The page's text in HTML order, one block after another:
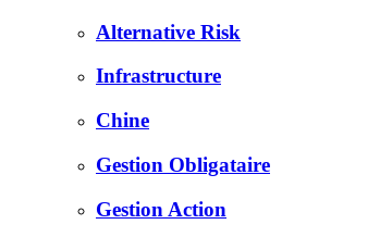
Alternative Risk
Infrastructure
Chine
Gestion Obligataire
Gestion Action